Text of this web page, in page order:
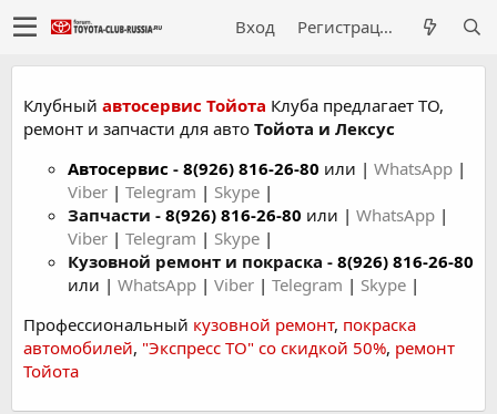
Вход Регистрация
Клубный автосервис Тойота Клуба предлагает ТО,
ремонт и запчасти для авто Тойота и Лексус
Автосервис - 8(926) 816-26-80 или | WhatsApp |
Viber | Telegram | Skype |
Запчасти - 8(926) 816-26-80 или | WhatsApp |
Viber | Telegram | Skype |
Кузовной ремонт и покраска - 8(926) 816-26-80
или | WhatsApp | Viber | Telegram | Skype |
Профессиональный кузовной ремонт, покраска
автомобилей, "Экспресс ТО" со скидкой 50%, ремонт
Тойота